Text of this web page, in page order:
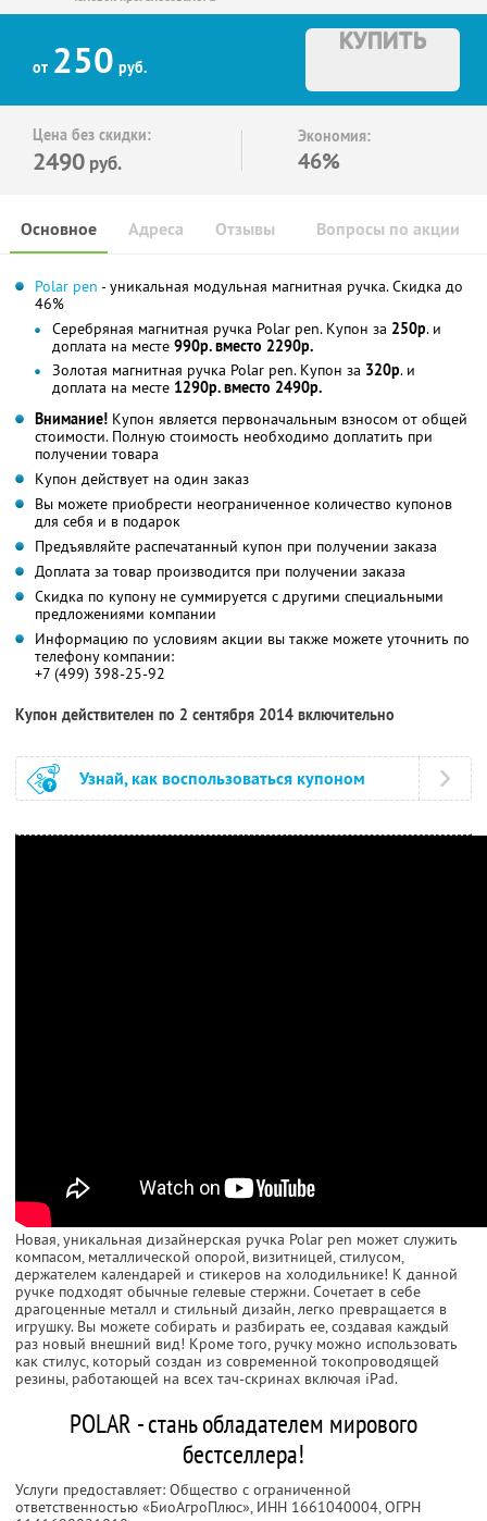
от 250 руб.
КУПИТЬ
Цена без скидки:
2490 руб.
Экономия:
46%
Основное Отзывы Вопросы по акции
Адреса
Polar pen - уникальная модульная магнитная ручка. Скидка до
46%
Серебряная магнитная ручка Polar pen. Купон за 250р. и
доплата на месте 990р. вместо 2290р.
Золотая магнитная ручка Polar pen. Купон за 320р. и
доплата на месте 1290р. вместо 2490р.
Внимание! Купон является первоначальным взносом от общей
стоимости. Полную стоимость необходимо доплатить при
получении товара
Купон действует на один заказ
Вы можете приобрести неограниченное количество купонов
для себя и в подарок
Предъявляйте распечатанный купон при получении заказа
Доплата за товар производится при получении заказа
Скидка по купону не суммируется с другими специальными
предложениями компании
Информацию по условиям акции вы также можете уточнить по
телефону компании:
+7 (499) 398-25-92
Купон действителен по 2 сентября 2014 включительно
Узнай, как воспользоваться купоном
Новая, уникальная дизайнерская ручка Polar pen может служить
компасом, металлической опорой, визитницей, стилусом,
держателем календарей и стикеров на холодильнике! К данной
ручке подходят обычные гелевые стержни. Сочетает в себе
драгоценные металл и стильный дизайн, легко превращается в
игрушку. Вы можете собирать и разбирать ее, создавая каждый
раз новый внешний вид! Кроме того, ручку можно использовать
как стилус, который создан из современной токопроводящей
резины, работающей на всех тач-скринах включая iPad.
POLAR - стань обладателем мирового
бестселлера!
Услуги предоставляет: Общество с ограниченной
ответственностью «БиоАгроПлюс», ИНН 1661040004, ОГРН